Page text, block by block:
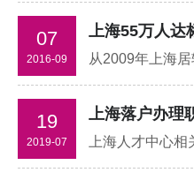
07
2016-09
19
2019-07
上海落户办理